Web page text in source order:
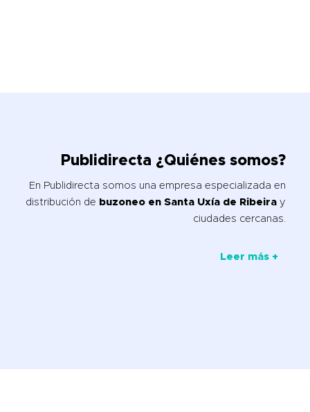
Publidirecta ¿Quiénes somos?
En Publidirecta somos una empresa especializada en
distribución de buzoneo en Santa Uxía de Ribeira y
ciudades cercanas.
Leer más +